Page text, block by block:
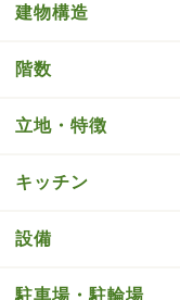
建物構造
階数
立地・特徴
キッチン
設備
駐車場・駐輪場